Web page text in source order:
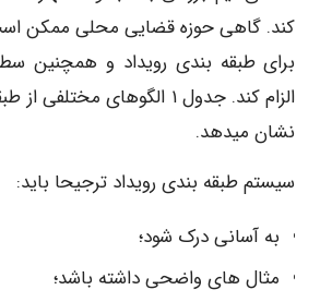
کند. گاهی حوزه قضایی محلی ممکن
برای طبقه بندی رویداد و همچنین
الزام کند. جدول ۱ الگوهای
نشان میدهد.
سیستم طبقه بندی رویداد ترجیحا باید:
به آسانی درک شود؛
مثال های واضحی داشته باشد؛